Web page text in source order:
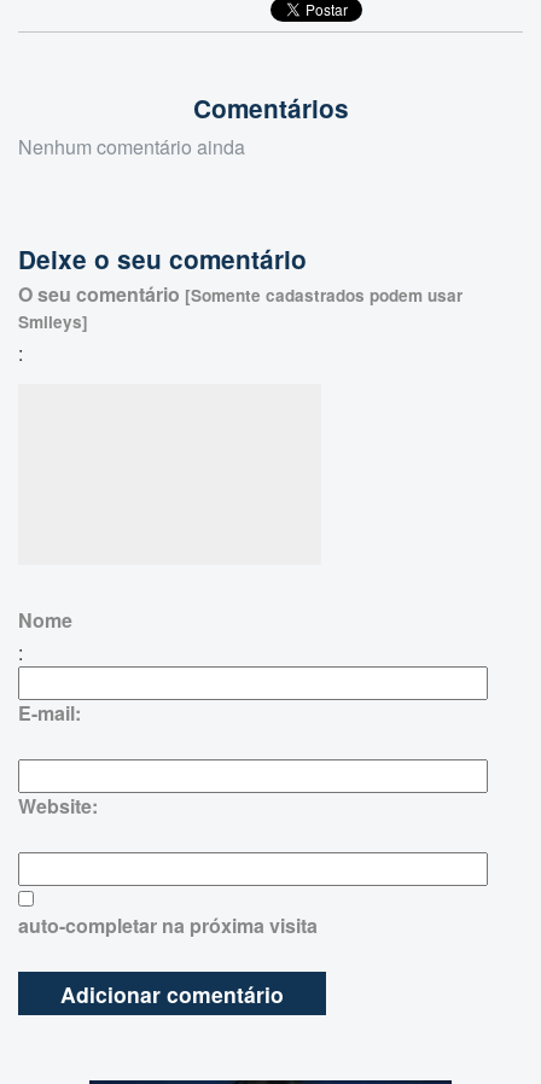
Comentários
Nenhum comentário ainda
Deixe o seu comentário
O seu comentário [Somente cadastrados podem usar
Smileys]
:
Nome
:
E-mail:
Website:
auto-completar na próxima visita